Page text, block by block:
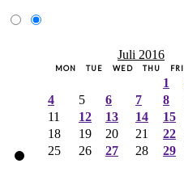
Juli 2016
MON TUE WED THU FRI
1
4
5 6 7 8
11
12 13 14 15
18
19 20 21 22
25
26 27 28 29